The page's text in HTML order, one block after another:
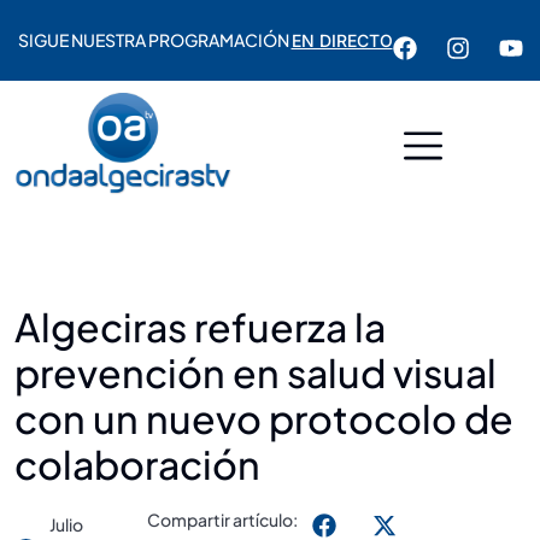
SIGUE NUESTRA PROGRAMACIÓNEN DIRECTO
Algeciras refuerza la
prevención en salud visual
con un nuevo protocolo de
colaboración
Julio
Compartir artículo: